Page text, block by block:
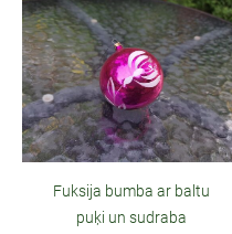
Fuksija bumba ar baltu
puķi un sudraba